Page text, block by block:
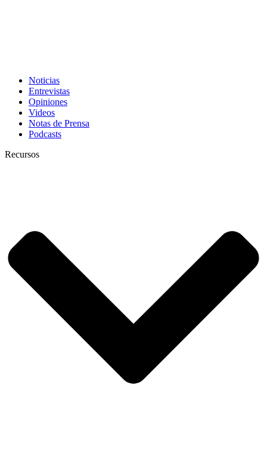
Noticias
Entrevistas
Opiniones
Videos
Notas de Prensa
Podcasts
Recursos